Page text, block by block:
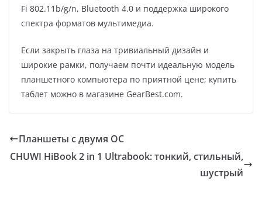
Fi 802.11b/g/n, Bluetooth 4.0 и поддержка широкого
спектра форматов мультимедиа.
Если закрыть глаза на тривиальный дизайн и
широкие рамки, получаем почти идеальную модель
планшетного компьютера по приятной цене; купить
таблет можно в магазине GearBest.com.
Планшеты с двумя ОС
CHUWI HiBook 2 in 1 Ultrabook: тонкий, стильный,
шустрый